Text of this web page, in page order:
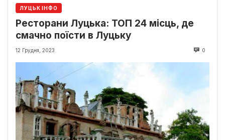
ЛУЦЬК ІНФО
Ресторани Луцька: ТОП 24 місць, де
смачно поїсти в Луцьку
12 Грудня, 2023 0